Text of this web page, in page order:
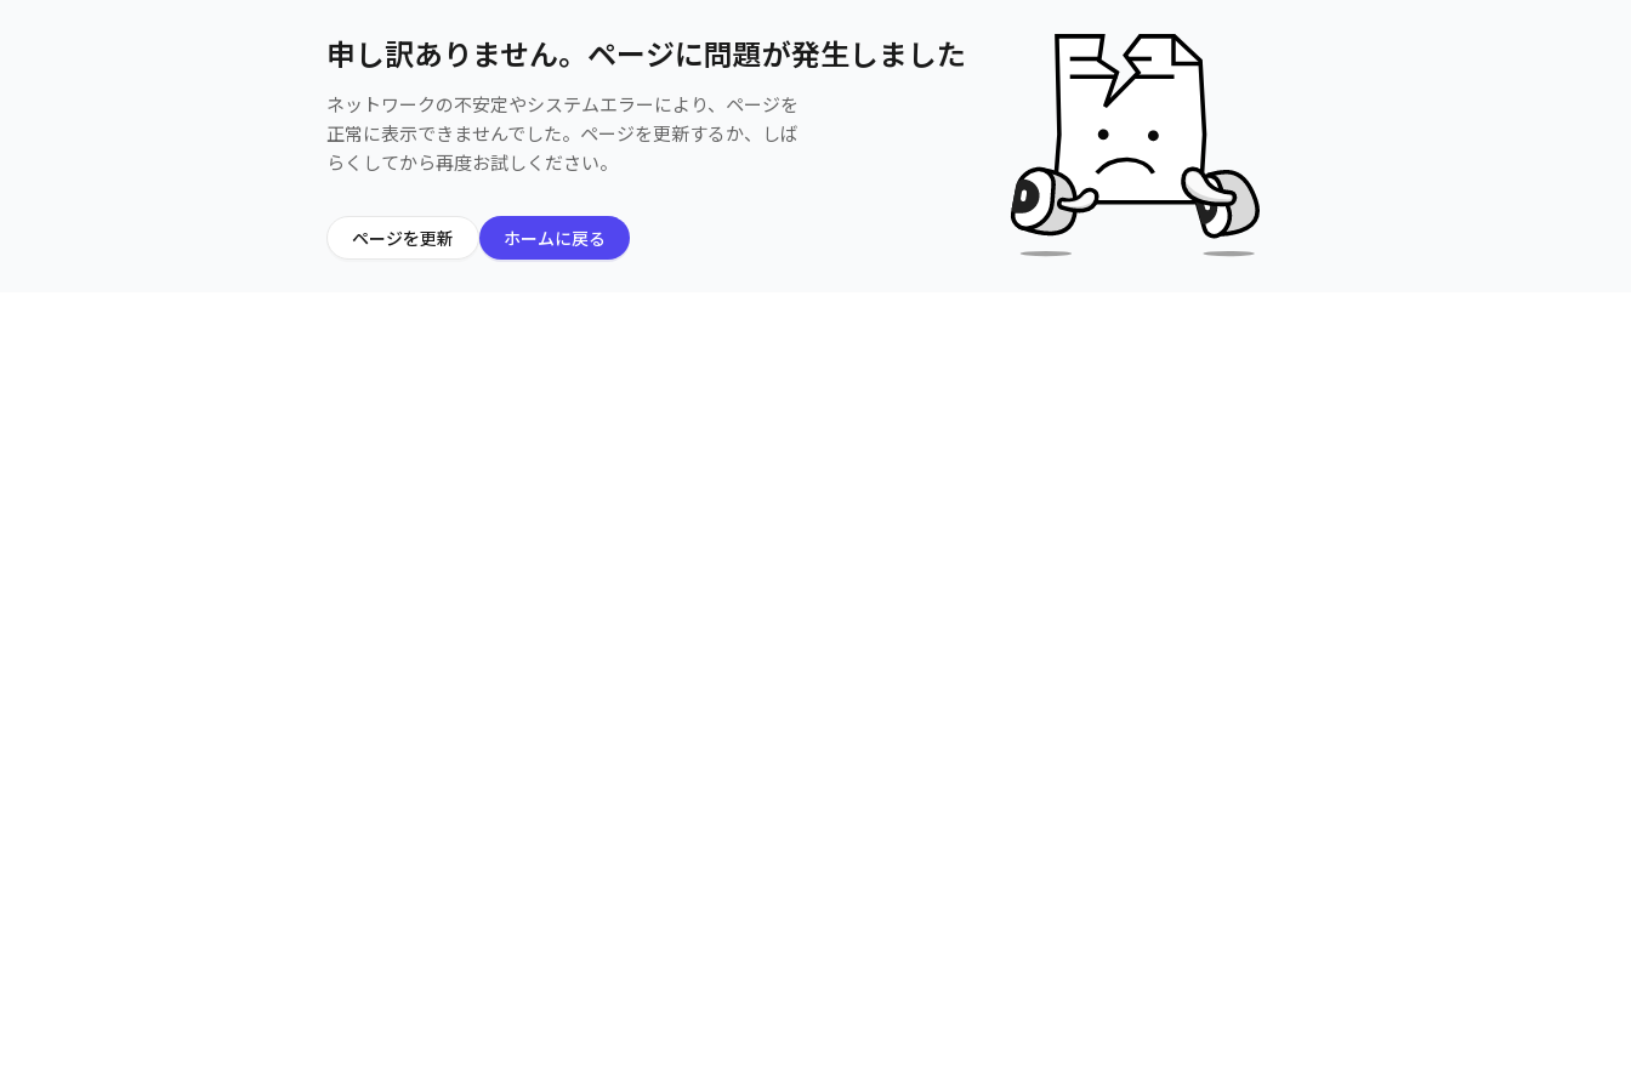
申し訳ありません。ページに問題が発生しました
ネットワークの不安定やシステムエラーにより、ページを
正常に表示できませんでした。ページを更新するか、しば
らくしてから再度お試しください。
ページを更新 ホームに戻る